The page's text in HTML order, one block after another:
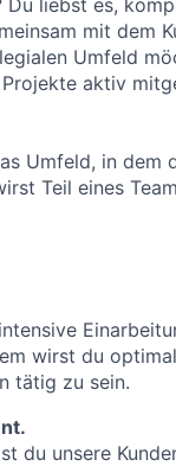
mit dem
Umfeld
aktiv
Umfeld, in dem
Teil eines
wirst du
tätig zu sein.
du unsere